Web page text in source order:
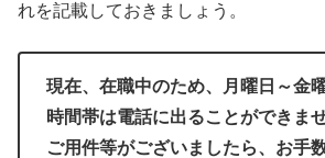
れを記載しておきましょう。
現在、在職中のため、月曜日～金
時間帯は電話に出ることができませ
ご用件等がございましたら、お手